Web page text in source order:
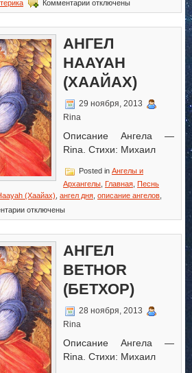
Комментарии
записи
(Кириэль)
отключены
АНГЕЛ
HAAYAH
(ХААЙАХ)
29 ноября, 2013
Rina
Описание Ангела —
Rina. Стихи: Михаил
Posted in Ангелы и
Архангелы Главная Песнь
(Хаайах) ангел дня описание ангелов
к
записи
Haayah
(Хаайах)
отключены
АНГЕЛ
BETHOR
(БЕТХОР)
28 ноября, 2013
Rina
Описание Ангела —
Rina. Стихи: Михаил